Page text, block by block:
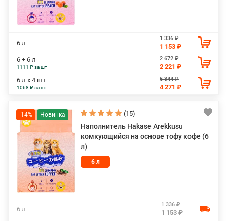
6 л
1 336 ₽
1 153 ₽
6 + 6 л
1111 ₽ за шт
2 672 ₽
2 221 ₽
6 л х 4 шт
1068 ₽ за шт
5 344 ₽
4 271 ₽
-14% (15)
Наполнитель Hakase Arekkusu
комкующийся на основе тофу кофе (6
л)
6 л
6 л
1 336 ₽
1 153 ₽